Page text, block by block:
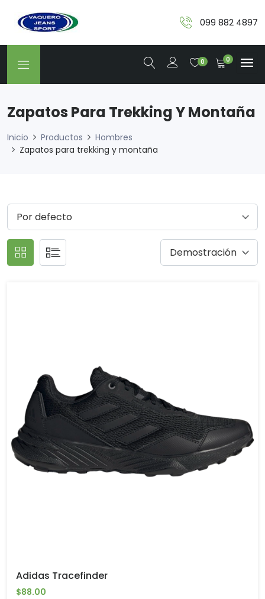
099 882 4897
0 0
Zapatos Para Trekking Y Montaña
Inicio Productos
Hombres
Zapatos para trekking y montaña
Adidas Tracefinder
$88.00